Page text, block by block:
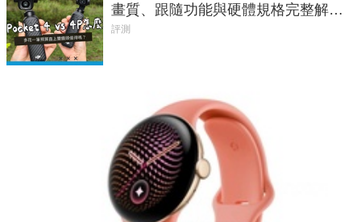
畫質、跟隨功能與硬體規格完整解
析，一次看懂兩台差異
評測